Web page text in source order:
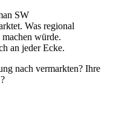
SW
Was regional
würde.
an jeder Ecke.
nach vermarkten? Ihre